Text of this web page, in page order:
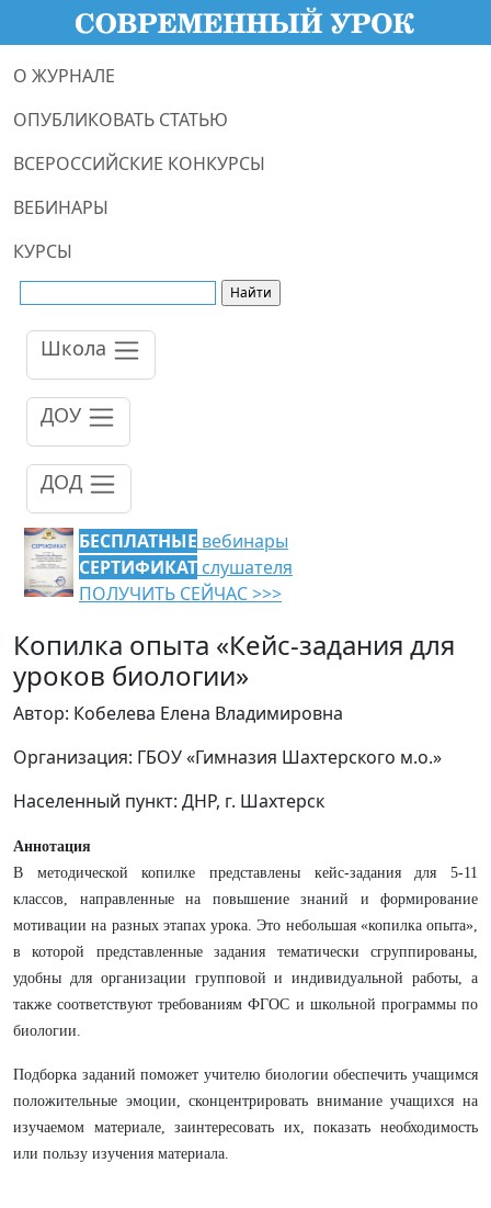
О ЖУРНАЛЕ
ОПУБЛИКОВАТЬ СТАТЬЮ
ВСЕРОССИЙСКИЕ КОНКУРСЫ
ВЕБИНАРЫ
КУРСЫ
Школа
ДОУ
ДОД
БЕСПЛАТНЫЕ вебинары
СЕРТИФИКАТ слушателя
ПОЛУЧИТЬ СЕЙЧАС >>>
Копилка опыта «Кейс-задания для
уроков биологии»
Автор: Кобелева Елена Владимировна
Организация: ГБОУ «Гимназия Шахтерского м.о.»
Населенный пункт: ДНР, г. Шахтерск
Аннотация
В методической копилке представлены кейс-задания для 5-11
классов, направленные на повышение знаний и формирование
мотивации на разных этапах урока. Это небольшая «копилка опыта»,
в которой представленные задания тематически сгруппированы,
удобны для организации групповой и индивидуальной работы, а
также соответствуют требованиям ФГОС и школьной программы по
биологии.
Подборка заданий поможет учителю биологии обеспечить учащимся
положительные эмоции, сконцентрировать внимание учащихся на
изучаемом материале, заинтересовать их, показать необходимость
или пользу изучения материала.